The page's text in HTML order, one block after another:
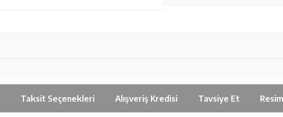
Taksit Seçenekleri Alışveriş Kredisi Tavsiye Et